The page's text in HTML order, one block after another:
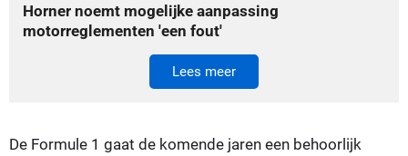
Horner noemt mogelijke aanpassing
motorreglementen 'een fout'
Lees meer
De Formule 1 gaat de komende jaren een behoorlijk